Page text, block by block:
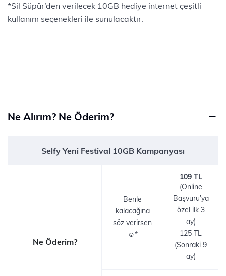
*Sil Süpür’den verilecek 10GB hediye internet çeşitli
kullanım seçenekleri ile sunulacaktır.
Ne Alırım? Ne Öderim?
Selfy Yeni Festival 10GB Kampanyası
Ne Öderim?
Benle
kalacağına
söz verirsen
☺*
109 TL
(Online
Başvuru’ya
özel ilk 3
ay)
125 TL
(Sonraki 9
ay)